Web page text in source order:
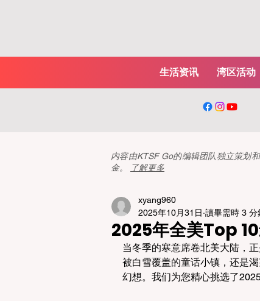
生活资讯 湾区活动
内容由KTSF Go的编辑团队独立策划
金。
了解更多
2025年全美Top
xyang960
2025年10月31日 讀畢需時 3 分
当冬季的寒意席卷北美大陆，
被白雪覆盖的童话小镇，还是
幻想。我们为您精心挑选了